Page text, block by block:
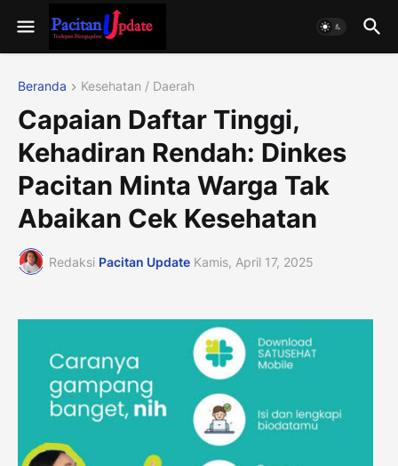
Beranda Kesehatan / Daerah
Capaian Daftar Tinggi,
Kehadiran Rendah: Dinkes
Pacitan Minta Warga Tak
Abaikan Cek Kesehatan
Redaksi Pacitan Update Kamis, April 17, 2025